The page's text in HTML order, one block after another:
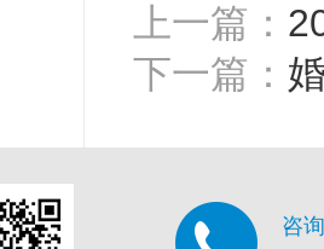
上一篇：
下一篇：
咨